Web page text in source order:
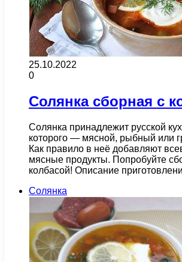
25.10.2022
0
Солянка сборная с
Солянка принадлежит русской
которого — мясной, рыбный или
Как правило в неё добавляют
мясные продукты. Попробуйте
колбасой! Описание
Солянка